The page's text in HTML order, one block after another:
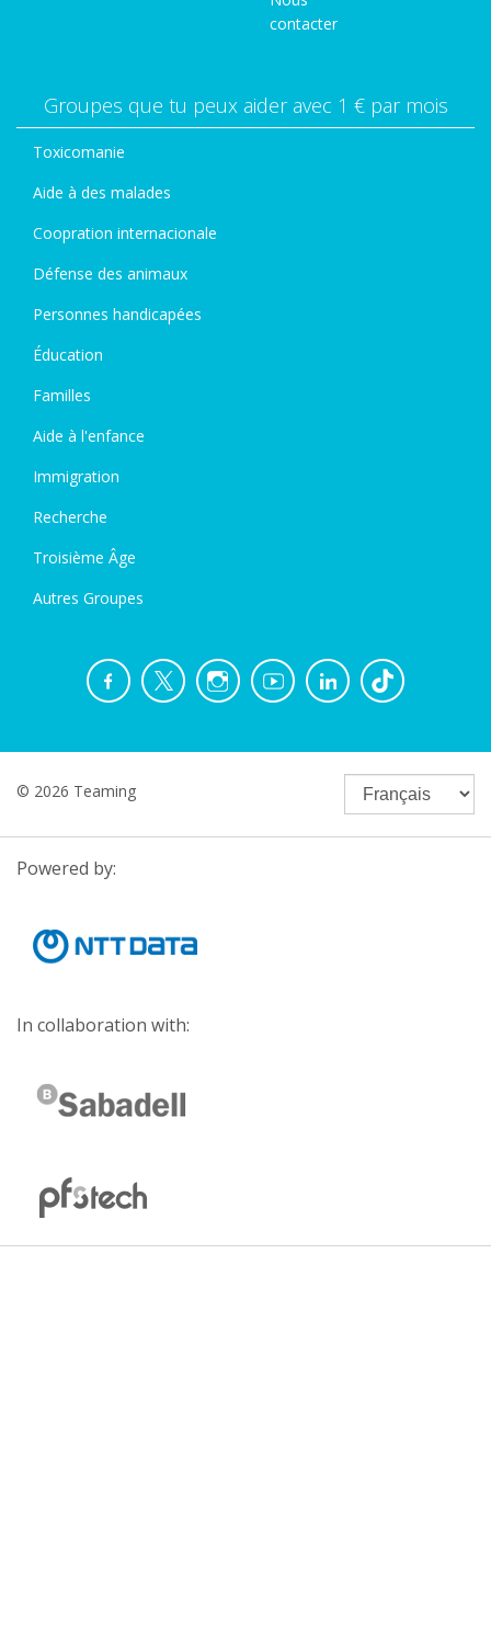
contacter
Groupes que tu peux aider avec 1 € par mois
Toxicomanie
Aide à des malades
Coopration internacionale
Défense des animaux
Personnes handicapées
Éducation
Familles
Aide à l'enfance
Immigration
Recherche
Troisième Âge
Autres Groupes
© 2026 Teaming
Powered by:
In collaboration with: